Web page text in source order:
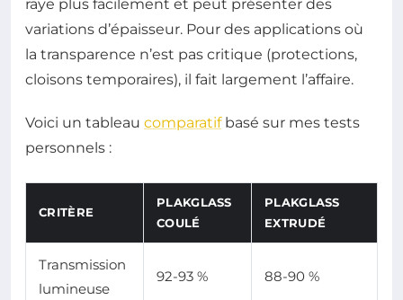
raye plus facilement et peut présenter des
variations d’épaisseur. Pour des applications où
la transparence n’est pas critique (protections,
cloisons temporaires), il fait largement l’affaire.
Voici un tableau comparatifbasé sur mes tests
personnels :
CRITÈRE
PLAKGLASS
COULÉ
PLAKGLASS
EXTRUDÉ
Transmission
lumineuse
92-93 % 88-90 %